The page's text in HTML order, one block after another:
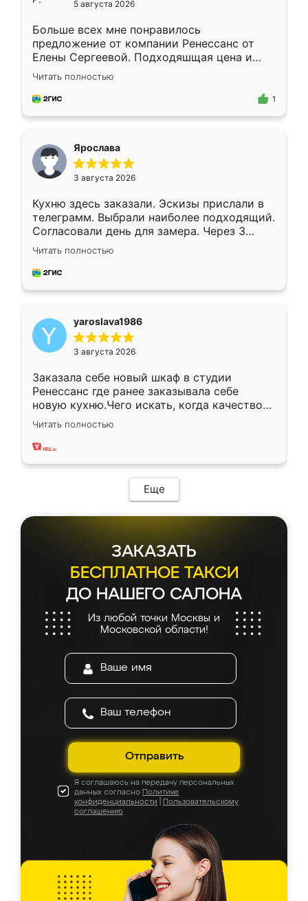
5 августа 2026
Больше всех мне понравилось
предложение от компании Ренессанс от
Елены Сергеевой. Подходяшщая цена и
короткие сроки изготовления. Приехавший
для замера сотрудник Владислав
предложил по моему эскизу самый
Читать полностью
1
Ярослава
3 августа 2026
Кухню здесь заказали. Эскизы прислали в
телеграмм. Выбрали наиболее подходящий.
Согласовали день для замера. Через 3
недели кухня была уже готова. Остались
довольны работой. Спасибо Ренессанс
мебель за качественную работу!
Читать полностью
yaroslava1986
3 августа 2026
Заказала себе новый шкаф в студии
Ренессанс где ранее заказывала себе
новую кухню.Чего искать, когда качеством
вполне довольна. Служит кухня уже почти
два года, нареканий нет.
Читать полностью
Еще
ЗАКАЗАТЬ
БЕСПЛАТНОЕ ТАКСИ
ДО НАШЕГО САЛОНА
Из любой точки Москвы и
Московской области!
Отправить
Я соглашаюсь на передачу персональных
данных согласно Политике
конфиденциальности
Пользовательскому
соглашению